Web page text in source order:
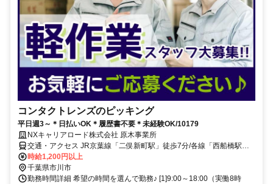
コンタクトレンズのピッキング
平日週3～＊日払いOK＊履歴書不要＊未経験OK/10179
NXキャリアロード株式会社 原木事業所
交通・アクセス JR京葉線「二俣新町駅」徒歩7分/各線「西船橋駅」
徒歩20分
時給1,200円以上
千葉県市川市
勤務時間詳細 希望の時間を選んで勤務♪ [1]9:00～18:00（実働8時